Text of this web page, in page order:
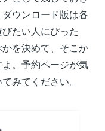
ウンロード版は各
たい人にぴった
を決めて、そこか
。予約ページが気
みてください。